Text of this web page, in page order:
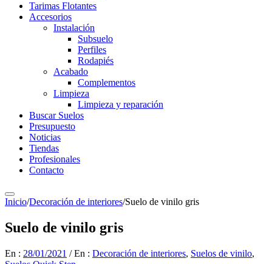
Tarimas Flotantes
Accesorios
Instalación
Subsuelo
Perfiles
Rodapiés
Acabado
Complementos
Limpieza
Limpieza y reparación
Buscar Suelos
Presupuesto
Noticias
Tiendas
Profesionales
Contacto
Inicio/Decoración de interiores/Suelo de vinilo gris
Suelo de vinilo gris
En : 28/01/2021 /En : Decoración de interiores, Suelos de vinilo,